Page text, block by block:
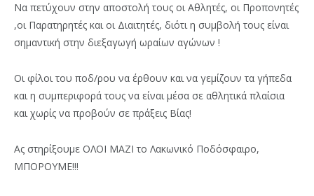
Να πετύχουν στην αποστολή τους οι Αθλητές, οι Προπονητές
,οι Παρατηρητές και οι Διαιτητές, διότι η συμβολή τους είναι
σημαντική στην διεξαγωγή ωραίων αγώνων !
Οι φίλοι του ποδ/ρου να έρθουν και να γεμίζουν τα γήπεδα
και η συμπεριφορά τους να είναι μέσα σε αθλητικά πλαίσια
και χωρίς να προβούν σε πράξεις Βίας!
Ας στηρίξουμε ΟΛΟΙ ΜΑΖΙ το Λακωνικό Ποδόσφαιρο,
ΜΠΟΡΟΥΜΕ!!!